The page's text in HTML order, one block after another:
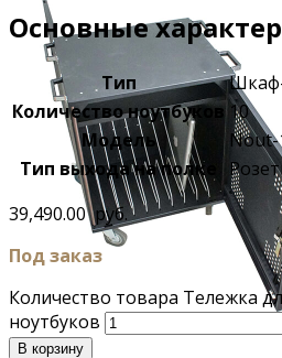
Основные
Тип
Количество ноутбуков 10
Модель
Nout-
Тип выхода на полке
39,490.00руб.
Под заказ
Количество товара Тележка
ноутбуков
В корзину